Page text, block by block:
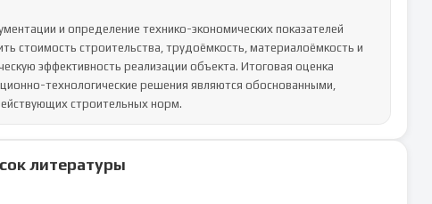
и определение технико-экономических показателей
стоимость строительства, трудоёмкость, материалоёмкость и
эффективность реализации объекта. Итоговая оценка
технологические решения являются обоснованными,
строительных норм.
литературы